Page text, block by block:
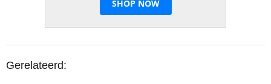
Gerelateerd: